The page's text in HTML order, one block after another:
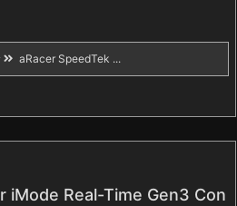
aRacer SpeedTek ...
iMode Real-Time Gen3 Con